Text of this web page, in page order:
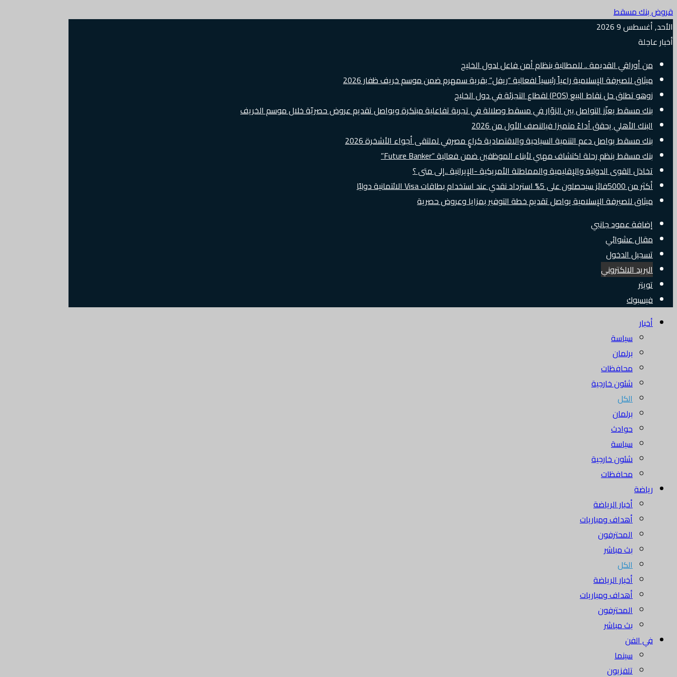
قروض بنك مسقط
الأحد, أغسطس 9 2026
أخبار عاجلة
من أوراقي القديمة .. للمطالبة بنظام أمن فاعل لدول الخليج
ميثاق للصيرفة الإسلامية راعياً رئيسياً لفعالية “ريفل” بقرية سمهرم ضمن موسم خريف ظفار 2026
زوهو تطلق حل نقاط البيع (POS) لقطاع التجزئة في دول الخليج
بنك مسقط يعزّز التواصل بين الزوّار في مسقط وصلالة في تجربة تفاعلية مبتكرة ويواصل تقديم عروض حصريّة خلال موسم الخريف
البنك الأهلي يحقق أداءً متميزا فيالنصف الأول من 2026
بنك مسقط يواصل دعم التنمية السياحية والاقتصادية كراعٍ مصرفي لملتقى أجواء الأشخرة 2026
بنك مسقط ينظم رحلة اكتشاف مهني لأبناء الموظفين ضمن فعالية “Future Banker”
تخاذل القوى الدولية والإقليمية والمماطلة الأمريكية -الإيرانية ..إلى متى ؟
أكثر من 5000فائز سيحصلون على 5% استرداد نقدي عند استخدام بطاقات Visa الائتمانية دوليًا
ميثاق للصيرفة الإسلامية يواصل تقديم خطة التوفير بمزايا وعروض حصرية
إضافة عمود جانبي
مقال عشوائي
تسجيل الدخول
البريد الالكتروني
تويتر
فيسبوك
أخبار
سياسة
برلمان
محافظات
شئون خارجية
الكل
برلمان
حوادث
سياسة
شئون خارجية
محافظات
رياضة
أخبار الرياضة
أهداف ومباريات
المحترفون
بث مباشر
الكل
أخبار الرياضة
أهداف ومباريات
المحترفون
بث مباشر
في الفن
سينما
تلفزيون